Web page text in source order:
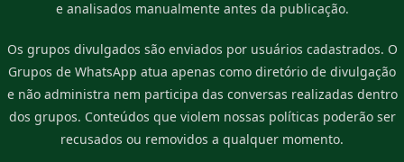
e analisados manualmente antes da publicação.
Os grupos divulgados são enviados por usuários cadastrados. O
Grupos de WhatsApp atua apenas como diretório de divulgação
e não administra nem participa das conversas realizadas dentro
dos grupos. Conteúdos que violem nossas políticas poderão ser
recusados ou removidos a qualquer momento.